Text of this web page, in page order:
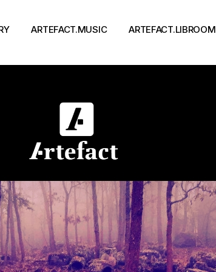
ARTEFACT.MUSIC
Концерти
ARTEFACT.LIBROOM